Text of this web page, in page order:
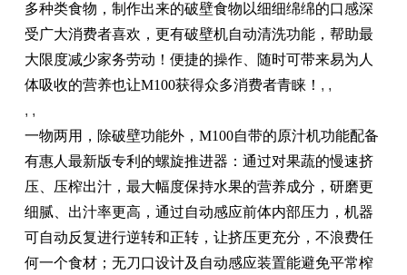
多种类食物，制作出来的破壁食物以细细绵绵的口感深
受广大消费者喜欢，更有破壁机自动清洗功能，帮助最
大限度减少家务劳动！便捷的操作、随时可带来易为人
体吸收的营养也让M100获得众多消费者青睐！ , ,
, ,
一物两用，除破壁功能外，M100自带的原汁机功能配备
有惠人最新版专利的螺旋推进器：通过对果蔬的慢速挤
压、压榨出汁，最大幅度保持水果的营养成分，研磨更
细腻、出汁率更高，通过自动感应前体内部压力，机器
可自动反复进行逆转和正转，让挤压更充分，不浪费任
何一个食材；无刀口设计及自动感应装置能避免平常榨